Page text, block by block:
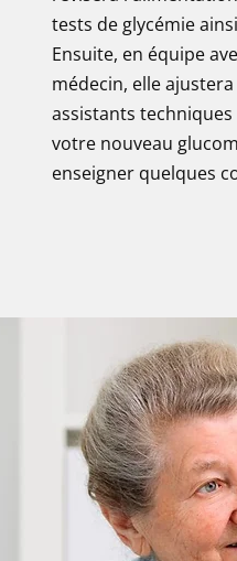
tests de glycémie
Ensuite, en équipe
médecin, elle
assistants
votre nouveau
enseigner quelques